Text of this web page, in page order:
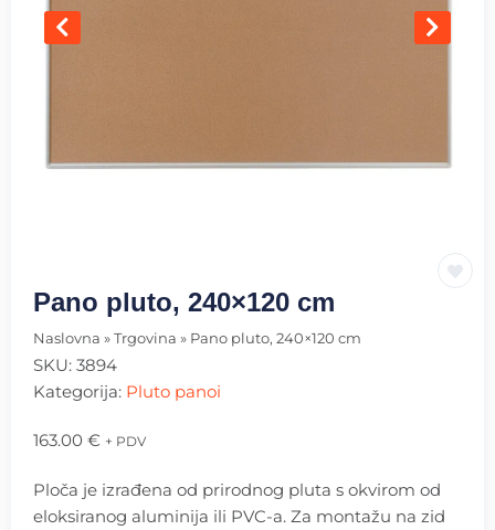
Pano pluto, 240×120 cm
Naslovna » Trgovina » Pano pluto, 240×120 cm
SKU: 3894
Kategorija: Pluto panoi
163.00 € + PDV
Ploča je izrađena od prirodnog pluta s okvirom od
eloksiranog aluminija ili PVC-a. Za montažu na zid